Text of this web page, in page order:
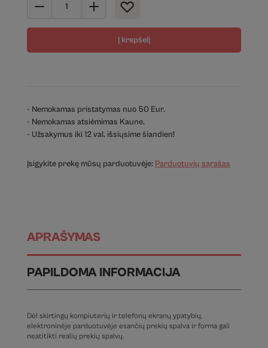
Į krepšelį
- Nemokamas pristatymas nuo 50 Eur.
- Nemokamas atsiėmimas Kaune.
- Užsakymus iki 12 val. išsiųsime šiandien!
Įsigykite prekę mūsų parduotuvėje: Parduotuvių sąrašas
APRAŠYMAS
PAPILDOMA INFORMACIJA
Dėl skirtingų kompiuterių ir telefonų ekranų ypatybių,
elektroninėje parduotuvėje esančių prekių spalva ir forma gali
neatitikti realių prekių spalvų.